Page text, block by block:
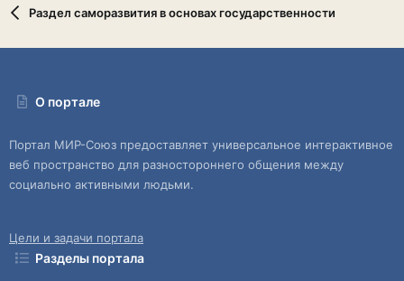
Раздел саморазвития в основах государственности
О портале
Портал МИР-Союз предоставляет универсальное интерактивное
веб пространство для разностороннего общения между
социально активными людьми.
Цели и задачи портала
Разделы портала